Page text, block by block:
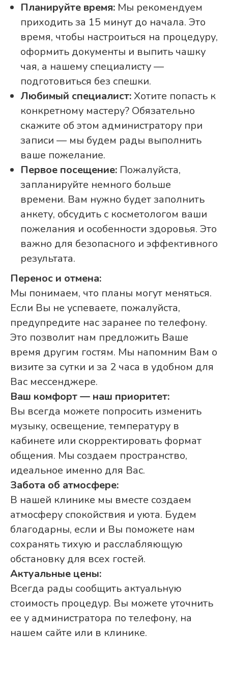
Планируйте время: Мы рекомендуем
приходить за 15 минут до начала. Это
время, чтобы настроиться на процедуру,
оформить документы и выпить чашку
чая, а нашему специалисту —
подготовиться без спешки.
Любимый специалист:Хотите попасть к
конкретному мастеру? Обязательно
скажите об этом администратору при
записи — мы будем рады выполнить
ваше пожелание.
Первое посещение: Пожалуйста,
запланируйте немного больше
времени. Вам нужно будет заполнить
анкету, обсудить с косметологом ваши
пожелания и особенности здоровья. Это
важно для безопасного и эффективного
результата.
Перенос и отмена:
Мы понимаем, что планы могут меняться.
Если Вы не успеваете, пожалуйста,
предупредите нас заранее по телефону.
Это позволит нам предложить Ваше
время другим гостям. Мы напомним Вам о
визите за сутки и за 2 часа в удобном для
Вас мессенджере.
Ваш комфорт — наш приоритет:
Вы всегда можете попросить изменить
музыку, освещение, температуру в
кабинете или скорректировать формат
общения. Мы создаем пространство,
идеальное именно для Вас.
Забота об атмосфере:
В нашей клинике мы вместе создаем
атмосферу спокойствия и уюта. Будем
благодарны, если и Вы поможете нам
сохранять тихую и расслабляющую
обстановку для всех гостей.
Актуальные цены:
Всегда рады сообщить актуальную
стоимость процедур. Вы можете уточнить
ее у администратора по телефону, на
нашем сайте или в клинике.